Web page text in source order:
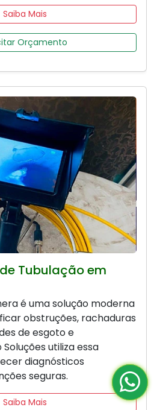
Saiba Mais
Orçamento
Tubulação em
é uma solução moderna
obstruções, rachaduras
de esgoto e
utiliza essa
diagnósticos
seguras.
Saiba Mais